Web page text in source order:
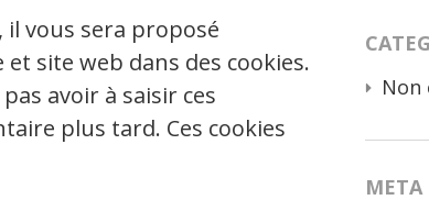
vous sera proposé
site web dans des cookies.
avoir à saisir ces
plus tard. Ces cookies
Non
META